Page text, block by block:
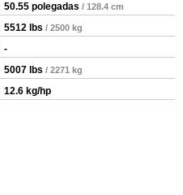
50.55 polegadas / 128.4 cm
5512 lbs / 2500 kg
-
5007 lbs / 2271 kg
12.6 kg/hp